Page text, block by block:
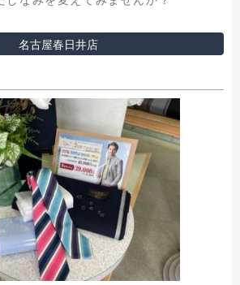
名古屋春日井店